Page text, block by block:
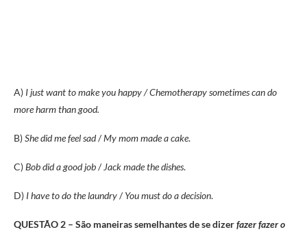
A) I just want to make you happy / Chemotherapy sometimes can do
more harm than good.
B)She did me feel sad/My mom made a cake.
C)Bob did a good job/Jack made the dishes.
D) I have to do the laundry/You must do a decision.
QUESTÃO 2 – São maneiras semelhantes de se dizerfazer fazer o